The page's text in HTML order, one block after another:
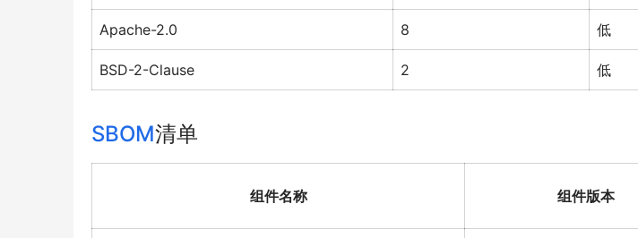
Apache-2.0 8 低
BSD-2-Clause 2 低
SBOM清单
组件名称 组件版本